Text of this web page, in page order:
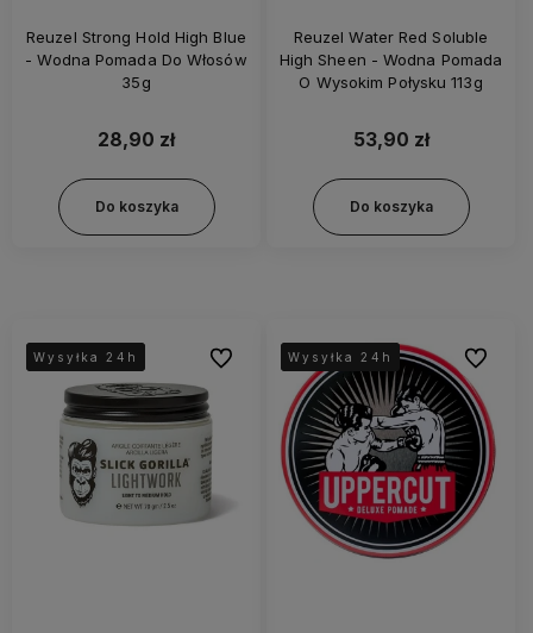
Reuzel Strong Hold High Blue
- Wodna Pomada Do Włosów
35g
28,90 zł
Do koszyka
Reuzel Water Red Soluble
High Sheen - Wodna Pomada
O Wysokim Połysku 113g
53,90 zł
Do koszyka
Wysyłka 24h
Wysyłka 24h
Wysyłka 24h Do ulubionychWysyłka 24h
Wysyłka 24h
Wysyłka 24h Do